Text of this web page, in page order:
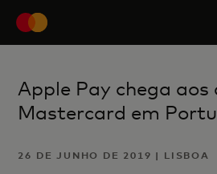
Apple Pay chega aos
Mastercard em
26 DE JUNHO DE 2019 | LISBOA